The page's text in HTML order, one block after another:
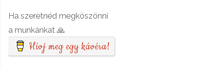
Ha szeretnéd megköszönni
a munkánkat 🙏
Hívj meg egy kávéra!